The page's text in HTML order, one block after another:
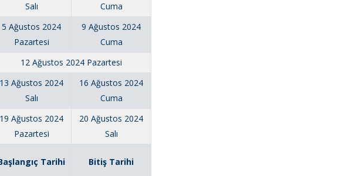
Salı
Cuma
5 Ağustos 2024
Pazartesi
9 Ağustos 2024
Cuma
12 Ağustos 2024 Pazartesi
13 Ağustos 2024
Salı
16 Ağustos 2024
Cuma
19 Ağustos 2024
Pazartesi
20 Ağustos 2024
Salı
Tarihi Bitiş Tarihi